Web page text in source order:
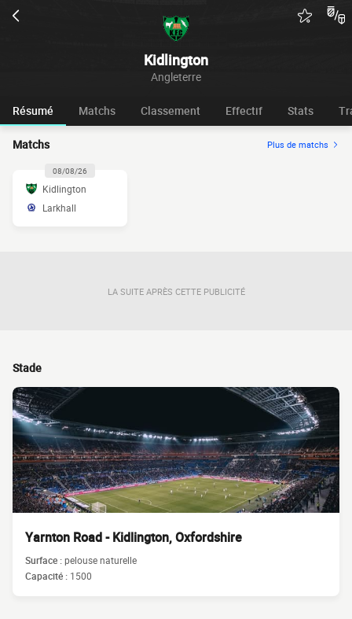
Kidlington
Angleterre
Résumé Matchs Classement Effectif Stats
Matchs Plus de matchs
08/08/26
Kidlington
Larkhall
LA SUITE APRÈS CETTE PUBLICITÉ
Stade
Yarnton Road - Kidlington, Oxfordshire
Surface :pelouse naturelle
Capacité : 1500